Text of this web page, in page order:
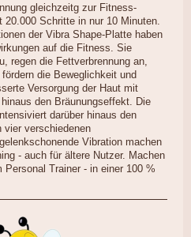
gleichzeitg zur Fitness-
Schritte in nur 10 Minuten.
der Vibra Shape-Platte haben
auf die Fitness. Sie
regen die Fettverbrennung an,
die Beweglichkeit und
Versorgung der Haut mit
den Bräunungseffekt. Die
darüber hinaus den
vier verschiedenen
Vibration machen
- auch für ältere Nutzer. Machen
Trainer - in einer 100 %